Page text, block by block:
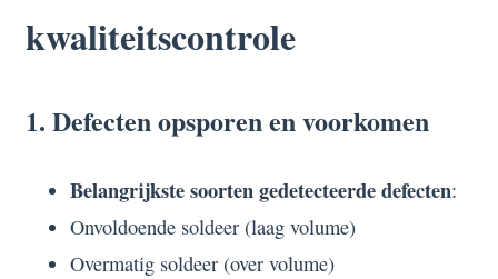
kwaliteitscontrole
1. Defecten opsporen en voorkomen
Belangrijkste soorten gedetecteerde defecten:
Onvoldoende soldeer (laag volume)
Overmatig soldeer (over volume)